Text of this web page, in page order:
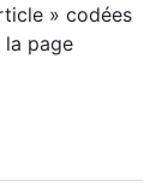
» codées
la page